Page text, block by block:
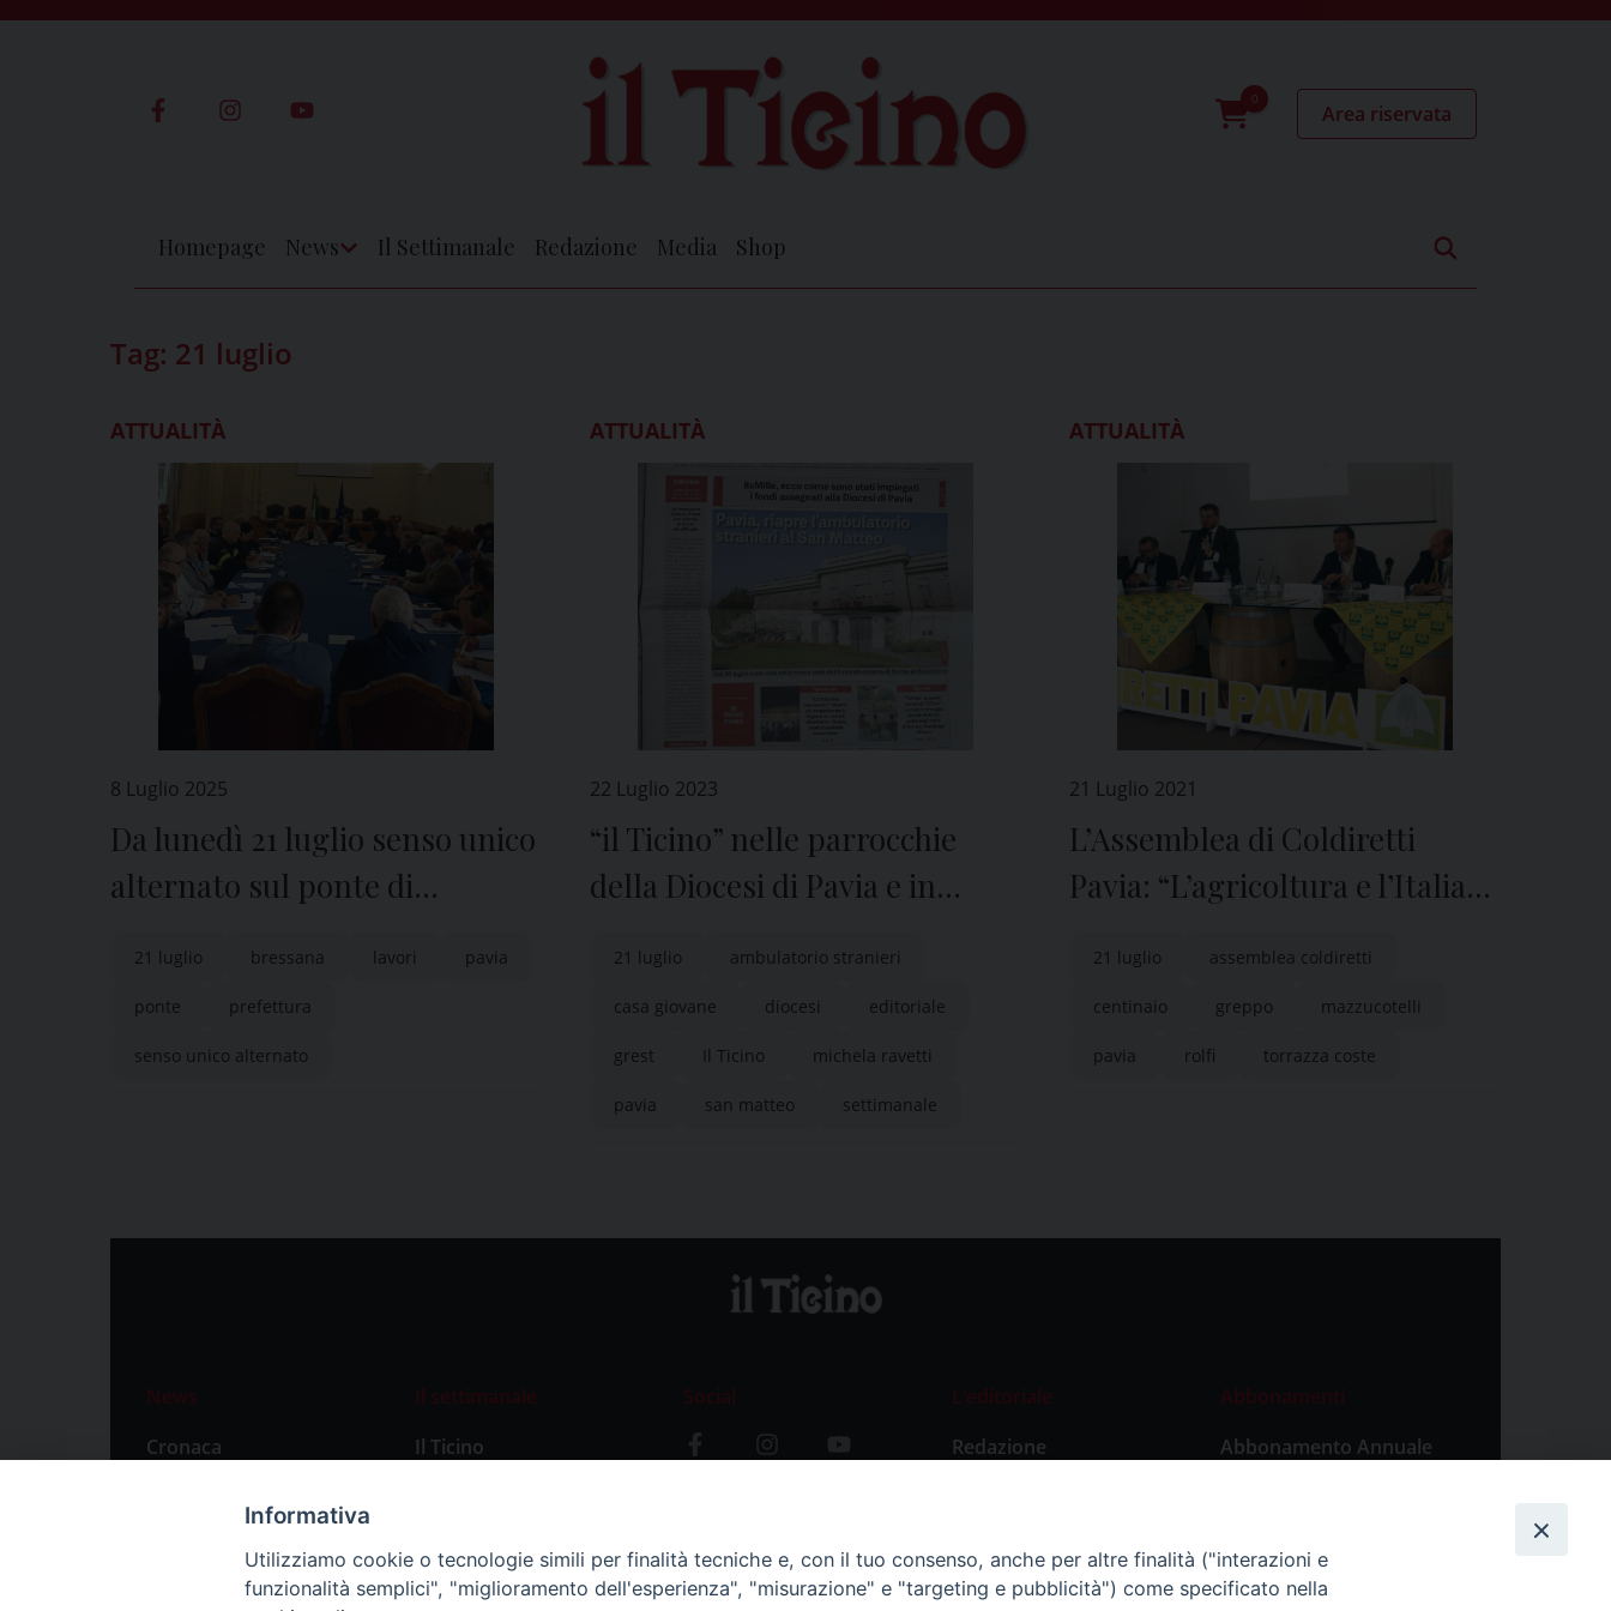
0
Area riservata
Homepage News Il Settimanale Redazione Media Shop
Tag: 21 luglio
ATTUALITÀ
8 Luglio 2025
Da lunedì 21 luglio senso unico
alternato sul ponte di
21 luglio bressana lavori pavia
ponte prefettura
senso unico alternato
ATTUALITÀ
22 Luglio 2023
“il Ticino” nelle parrocchie
della Diocesi di Pavia e in
21 luglio ambulatorio stranieri
casa giovane diocesi editoriale
grest Il Ticino michela ravetti
pavia san matteo settimanale
ATTUALITÀ
21 Luglio 2021
L’Assemblea di Coldiretti
Pavia: “L’agricoltura e l’Italia
21 luglio assemblea coldiretti
centinaio greppo mazzucotelli
pavia rolfi torrazza coste
News
Cronaca
Primo Piano
Il settimanale
Il Ticino
Social
L’editoriale
Redazione
Abbonamenti
Abbonamento Annuale
Abbonamento Singola
Informativa
Utilizziamo cookie o tecnologie simili per finalità tecniche e, con il tuo consenso, anche per altre finalità ("interazioni e
funzionalità semplici", "miglioramento dell'esperienza", "misurazione" e "targeting e pubblicità") come specificato nella